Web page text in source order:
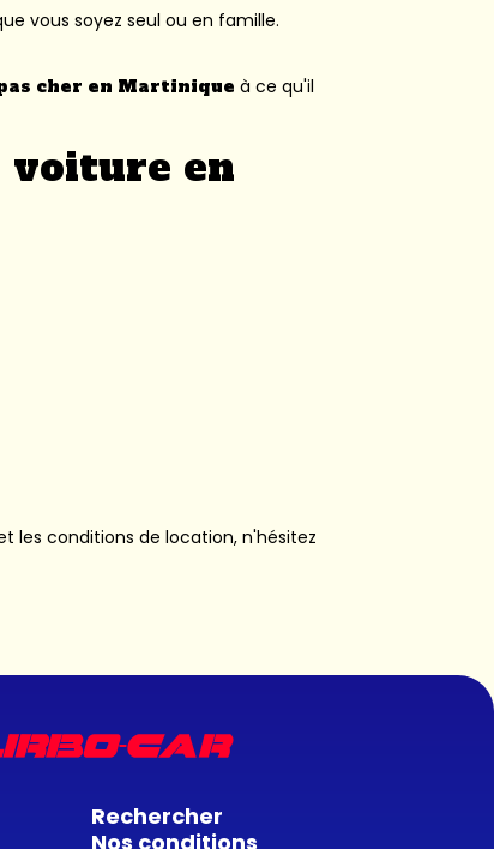
vous soyez seul ou en famille.
cher en Martinique à ce qu'il
voiture en
les conditions de location, n'hésitez
Rechercher
Nos conditions